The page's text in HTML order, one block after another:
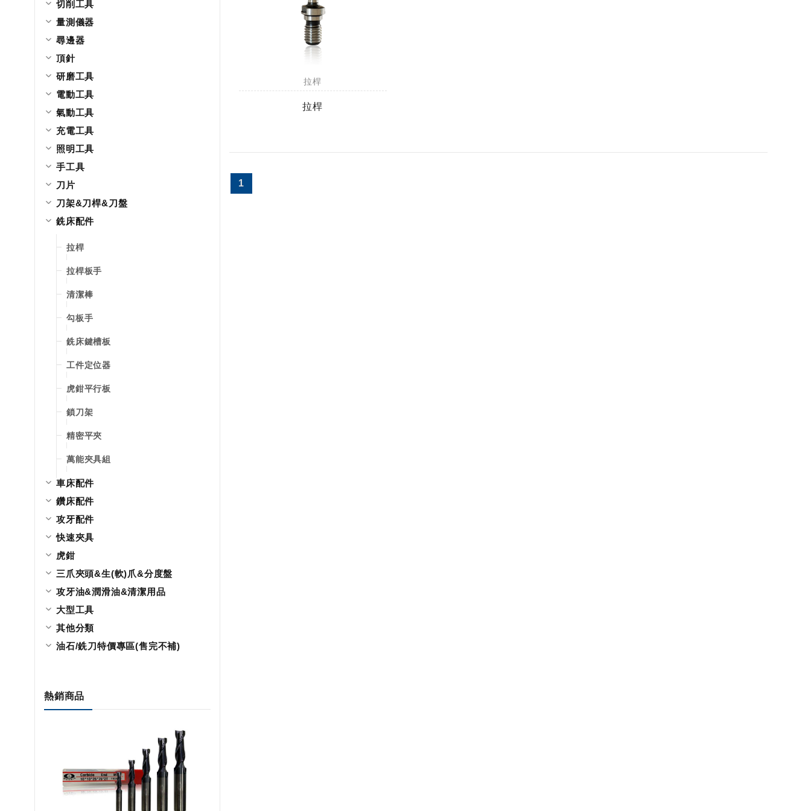
切削工具
量測儀器
尋邊器
頂針
研磨工具
電動工具
氣動工具
充電工具
照明工具
手工具
刀片
刀架&刀桿&刀盤
銑床配件
拉桿
拉桿板手
清潔棒
勾板手
銑床鍵槽板
工件定位器
虎鉗平行板
鎖刀架
精密平夾
萬能夾具組
車床配件
鑽床配件
攻牙配件
快速夾具
虎鉗
三爪夾頭&生(軟)爪&分度盤
攻牙油&潤滑油&清潔用品
大型工具
其他分類
油石/銑刀特價專區(售完不補)
熱銷商品
拉桿
拉桿
1